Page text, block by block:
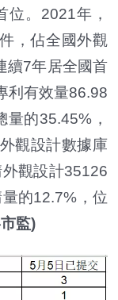
位。2021年，
，佔全國外觀
續7年居全國首
利有效量86.98
的35.45%，
觀設計數據庫
觀設計35126
的12.7%，位
監)